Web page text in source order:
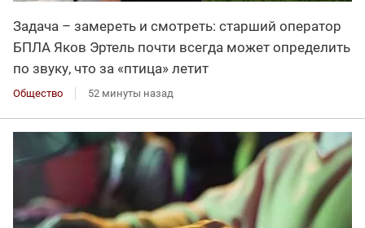
Задача – замереть и смотреть: старший оператор
БПЛА Яков Эртель почти всегда может определить
по звуку, что за «птица» летит
Общество 52 минуты назад